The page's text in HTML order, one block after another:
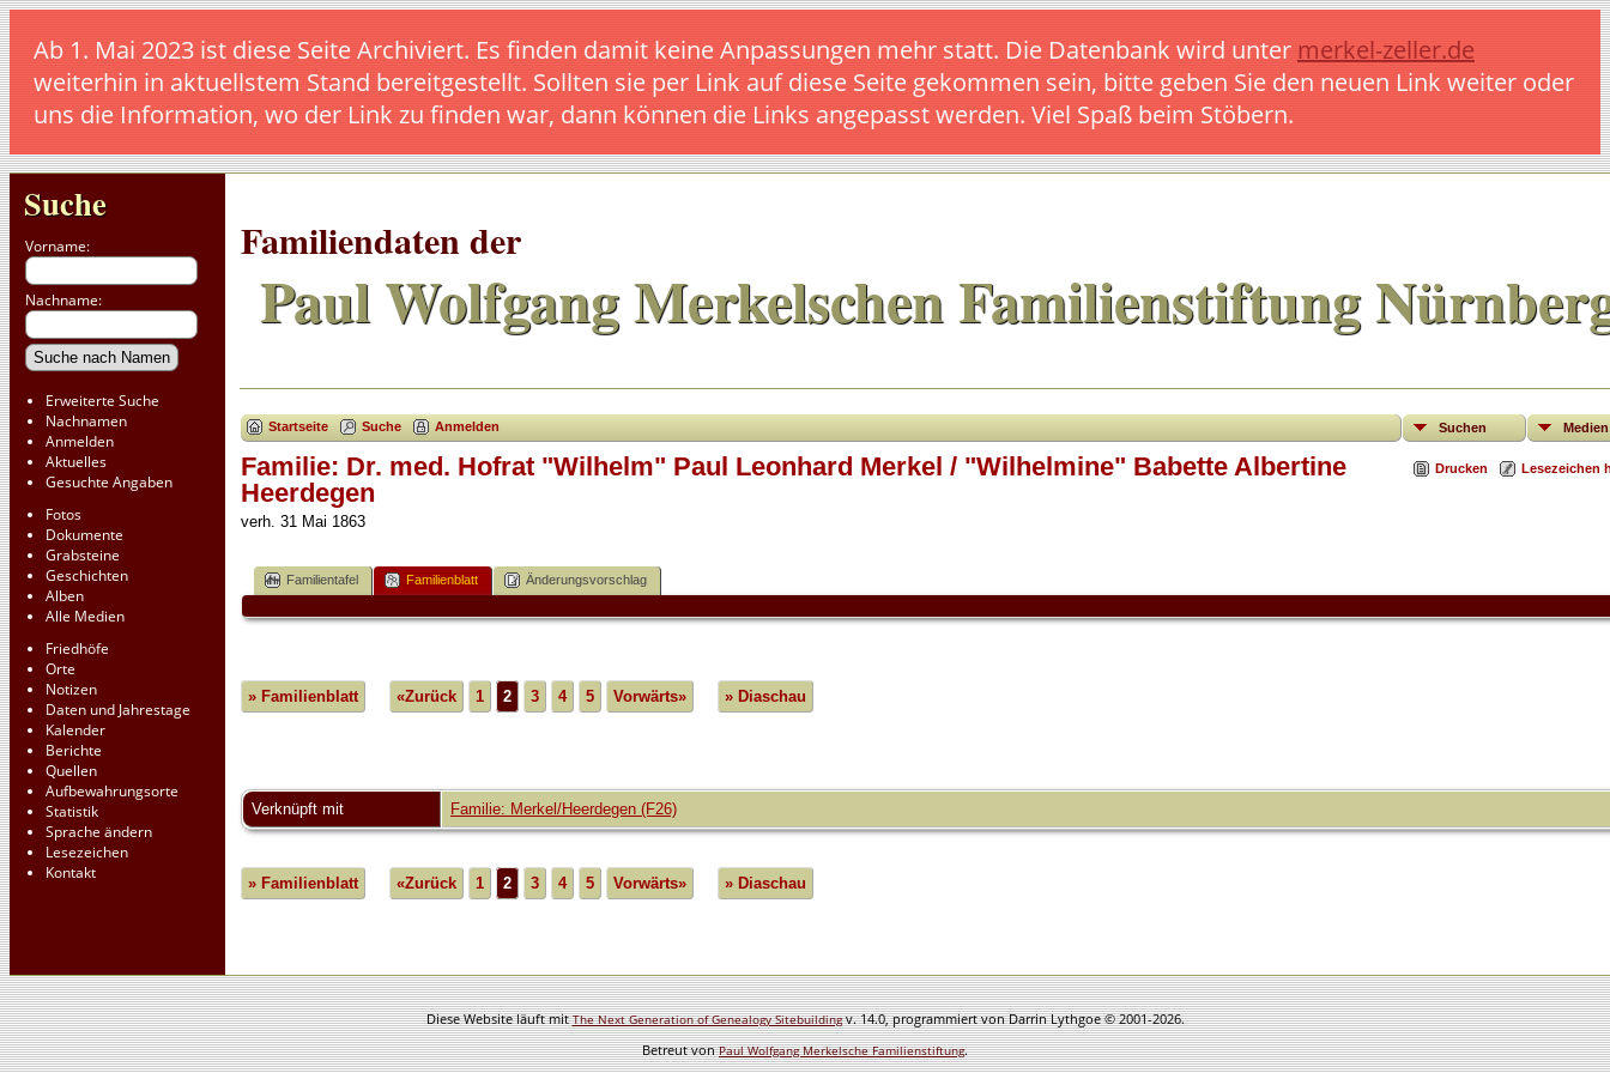
Ab 1. Mai 2023 ist diese Seite Archiviert. Es finden damit keine Anpassungen mehr statt. Die Datenbank wird unter merkel-zeller.de
weiterhin in aktuellstem Stand bereitgestellt. Sollten sie per Link auf diese Seite gekommen sein, bitte geben Sie den neuen Link weiter oder
uns die Information, wo der Link zu finden war, dann können die Links angepasst werden. Viel Spaß beim Stöbern.
Suche
Vorname:
Nachname:
Erweiterte Suche
Nachnamen
Anmelden
Aktuelles
Gesuchte Angaben
Fotos
Dokumente
Grabsteine
Geschichten
Alben
Alle Medien
Friedhöfe
Orte
Notizen
Daten und Jahrestage
Kalender
Berichte
Quellen
Aufbewahrungsorte
Statistik
Sprache ändern
Lesezeichen
Kontakt
Familiendaten der
Paul Wolfgang Merkelschen Familienstiftung
Suchen Medien
Startseite Suche Anmelden
Drucken Lesezeichen
Familie: Dr. med. Hofrat "Wilhelm" Paul Leonhard Merkel / "Wilhelmine" Babette Albertine
Heerdegen
verh. 31 Mai 1863
Familientafel Familienblatt Änderungsvorschlag
» Familienblatt «Zurück 1 2 3 4 5 Vorwärts» » Diaschau
Verknüpft mit Familie: Merkel/Heerdegen (F26)
» Familienblatt «Zurück 1 2 3 4 5 Vorwärts» » Diaschau
Diese Website läuft mitThe Next Generation of Genealogy Sitebuildingv. 14.0, programmiert von Darrin Lythgoe © 2001-2026.
Betreut vonPaul Wolfgang Merkelsche Familienstiftung.